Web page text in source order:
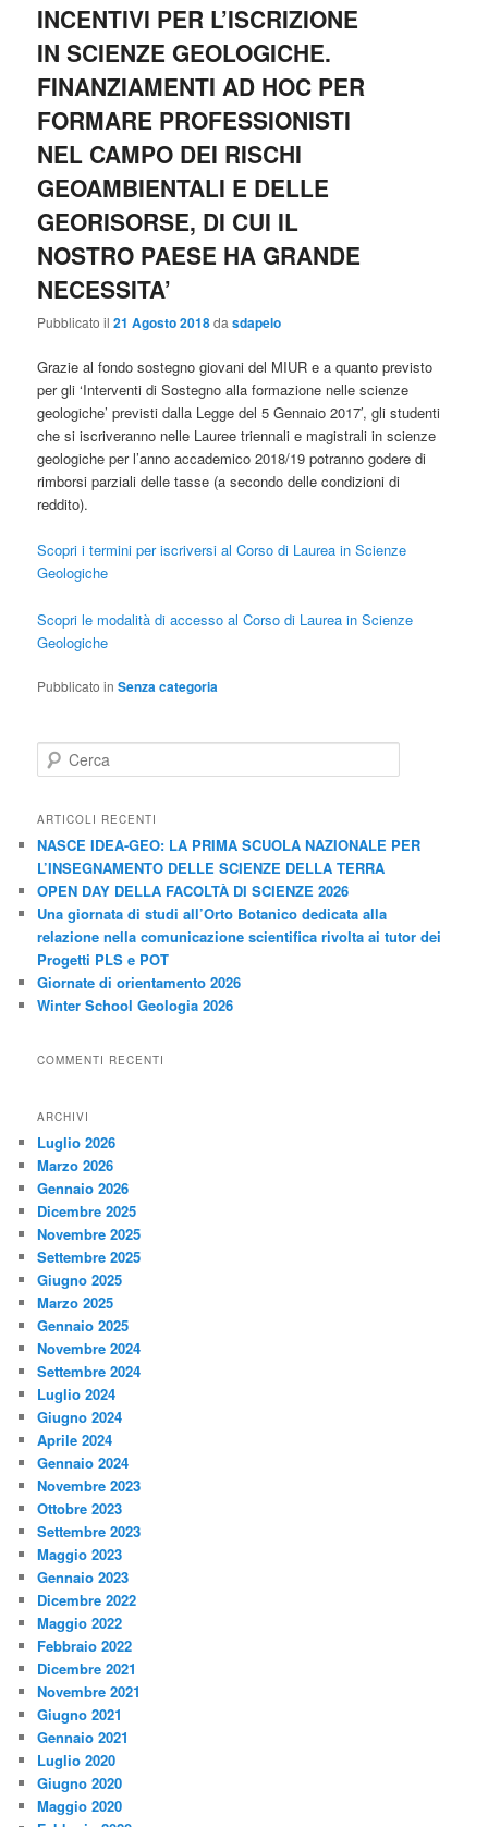
INCENTIVI PER L’ISCRIZIONE
IN SCIENZE GEOLOGICHE.
FINANZIAMENTI AD HOC PER
FORMARE PROFESSIONISTI
NEL CAMPO DEI RISCHI
GEOAMBIENTALI E DELLE
GEORISORSE, DI CUI IL
NOSTRO PAESE HA GRANDE
NECESSITA’
Pubblicato il21 Agosto 2018dasdapelo
Grazie al fondo sostegno giovani del MIUR e a quanto previsto
per gli ‘Interventi di Sostegno alla formazione nelle scienze
geologiche’ previsti dalla Legge del 5 Gennaio 2017′, gli studenti
che si iscriveranno nelle Lauree triennali e magistrali in scienze
geologiche per l’anno accademico 2018/19 potranno godere di
rimborsi parziali delle tasse (a secondo delle condizioni di
reddito).
Scopri i termini per iscriversi al Corso di Laurea in Scienze
Geologiche
Scopri le modalità di accesso al Corso di Laurea in Scienze
Geologiche
Pubblicato in Senza categoria
e
c
ARTICOLI RECENTI
NASCE IDEA-GEO: LA PRIMA SCUOLA NAZIONALE PER
L’INSEGNAMENTO DELLE SCIENZE DELLA TERRA
OPEN DAY DELLA FACOLTÀ DI SCIENZE 2026
Una giornata di studi all’Orto Botanico dedicata alla
relazione nella comunicazione scientifica rivolta ai tutor dei
Progetti PLS e POT
Giornate di orientamento 2026
Winter School Geologia 2026
COMMENTI RECENTI
ARCHIVI
Luglio 2026
Marzo 2026
Gennaio 2026
Dicembre 2025
Novembre 2025
Settembre 2025
Giugno 2025
Marzo 2025
Gennaio 2025
Novembre 2024
Settembre 2024
Luglio 2024
Giugno 2024
Aprile 2024
Gennaio 2024
Novembre 2023
Ottobre 2023
Settembre 2023
Maggio 2023
Gennaio 2023
Dicembre 2022
Maggio 2022
Febbraio 2022
Dicembre 2021
Novembre 2021
Giugno 2021
Gennaio 2021
Luglio 2020
Giugno 2020
Maggio 2020